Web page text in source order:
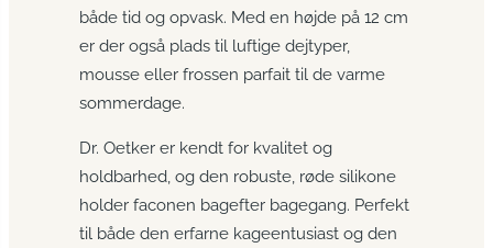
både tid og opvask. Med en højde på 12 cm
er der også plads til luftige dejtyper,
mousse eller frossen parfait til de varme
sommerdage.
Dr. Oetker er kendt for kvalitet og
holdbarhed, og den robuste, røde silikone
holder faconen bagefter bagegang. Perfekt
til både den erfarne kageentusiast og den